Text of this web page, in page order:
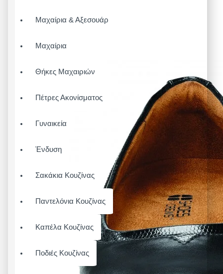
Μαχαίρια & Αξεσουάρ
Μαχαίρια
Θήκες Μαχαιριών
Πέτρες Ακονίσματος
Γυναικεία
Ένδυση
Σακάκια Κουζίνας
Παντελόνια Κουζίνας
Καπέλα Κουζίνας
Ποδιές Κουζίνας